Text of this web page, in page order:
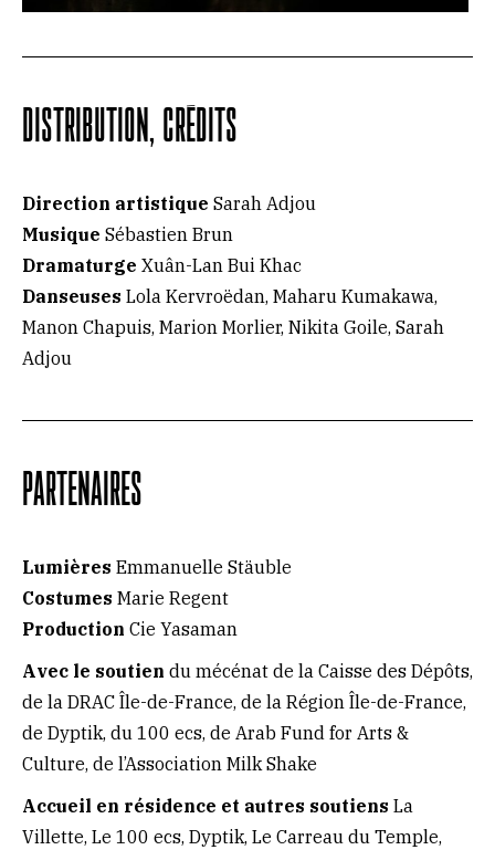
DISTRIBUTION, CRÉDITS
Direction artistique Sarah Adjou
Musique Sébastien Brun
Dramaturge Xuân-Lan Bui Khac
Danseuses Lola Kervroëdan, Maharu Kumakawa,
Manon Chapuis, Marion Morlier, Nikita Goile, Sarah
Adjou
PARTENAIRES
Lumières Emmanuelle Stäuble
Costumes Marie Regent
Production Cie Yasaman
Avec le soutien du mécénat de la Caisse des Dépôts,
de la DRAC Île-de-France, de la Région Île-de-France,
de Dyptik, du 100 ecs, de Arab Fund for Arts &
Culture, de l’Association Milk Shake
Accueil en résidence et autres soutiens La
Villette, Le 100 ecs, Dyptik, Le Carreau du Temple,